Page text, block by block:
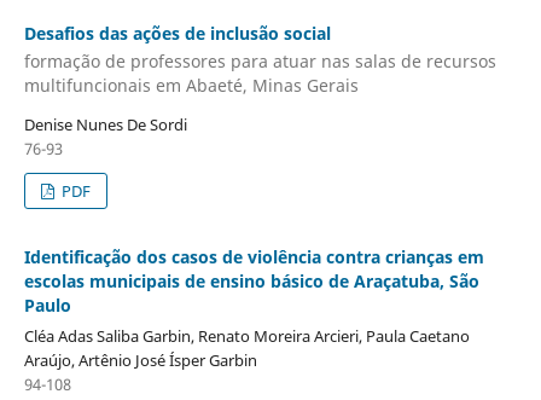
Desafios das ações de inclusão social
formação de professores para atuar nas salas de recursos
multifuncionais em Abaeté, Minas Gerais
Denise Nunes De Sordi
76-93
PDF
Identificação dos casos de violência contra crianças em
escolas municipais de ensino básico de Araçatuba, São
Paulo
Cléa Adas Saliba Garbin, Renato Moreira Arcieri, Paula Caetano
Araújo, Artênio José Ísper Garbin
94-108